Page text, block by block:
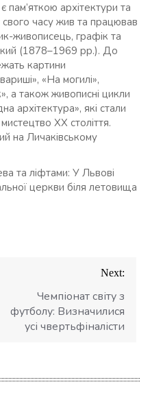
архітектури та
свого часу жив та працював
живописець, графік та
(1878–1969 рр.). До
картини
«На могилі»,
а також живописні цикли
архітектура», які стали
ХХ століття.
на Личаківському
та ліфтами: У Львові
церкви біля летовища
Next:
Чемпіонат світу з
футболу: Визначилися
усі чвертьфіналісти